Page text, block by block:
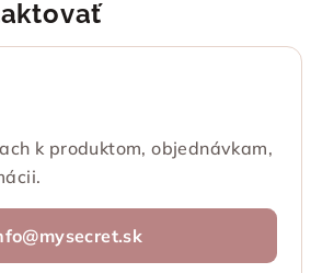
k produktom, objednávkam,